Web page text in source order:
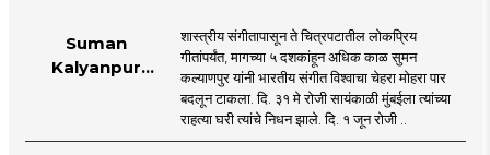
Suman
Kalyanpur
mumbai |
शास्त्रीय संगीतापासून ते चित्रपटातील लोकप्रिय
गीतांपर्यंत, मागच्या ५ दशकांहून अधिक काळ सुमन
कल्याणपुर यांनी भारतीय संगीत विश्वाचा चेहरा मोहरा पार
बदलून टाकला. दि. ३१ मे रोजी सायंकाळी मुंबईला त्यांच्या
राहत्या घरी त्यांचे निधन झाले. दि. १ जून रोजी ..